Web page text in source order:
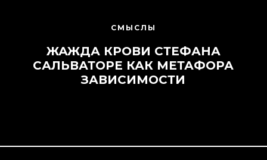
СМЫСЛЫ
ЖАЖДА КРОВИ СТЕФАНА
САЛЬВАТОРЕ КАК МЕТАФОРА
ЗАВИСИМОСТИ